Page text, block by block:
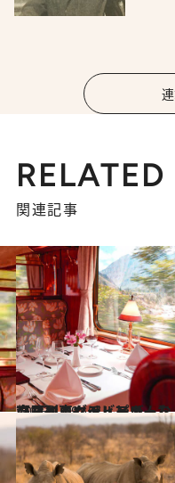
関連記事
2025.1.19
【ハイラム・ビンガム】クスコとマチュピチュをつなぐラグジュアリーな高原列車＜ペルー＞
旅＆お出かけ